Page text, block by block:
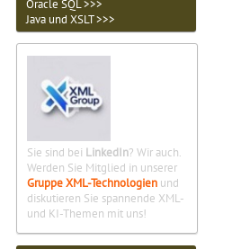
Oracle SQL >>>
Java und XSLT >>>
Sie sind bei LinkedIn? Wir auch.
Werden Sie Mitglied in unserer
Gruppe XML-Technologien und
diskutieren Sie spannende XML-
und KI-Themen mit uns!